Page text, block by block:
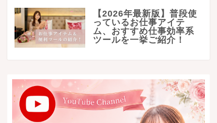
【2026年最新版】普段使
っているお仕事アイテ
ム、おすすめ仕事効率系
ツールを一挙ご紹介！